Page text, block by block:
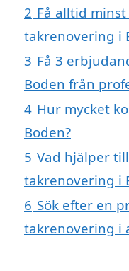
2 Få alltid
takrenovering i
3 Få 3
Boden från
4 Hur mycket
Boden?
5 Vad hjälper
takrenovering i
6 Sök efter en
takrenovering i